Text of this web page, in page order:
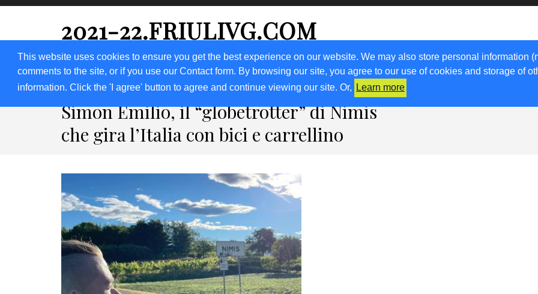
This website uses cookies to ensure you get the best experience on our website. We may also store personal information
comments to the site, or if you use our Contact form. By browsing our site, you agree to our use of cookies and storage of
information. Click the 'I agree' button to agree and continue viewing our site. Or,
Learn more
2021-22.FRIULIVG.COM
HOME 2023 2020 2019 2018 RICETTE KM0 VIGNETO FVG FRIULIVG.IT LIBRI
Simon Emilio, il “globetrotter” di Nimis
che gira l’Italia con bici e carrellino